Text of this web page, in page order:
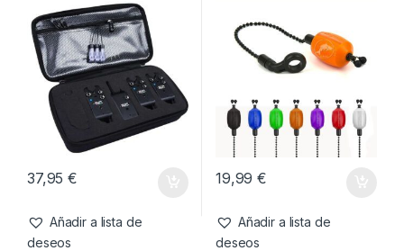
37,95€
Añadir a lista de
deseos
19,99€
Añadir a lista de
deseos